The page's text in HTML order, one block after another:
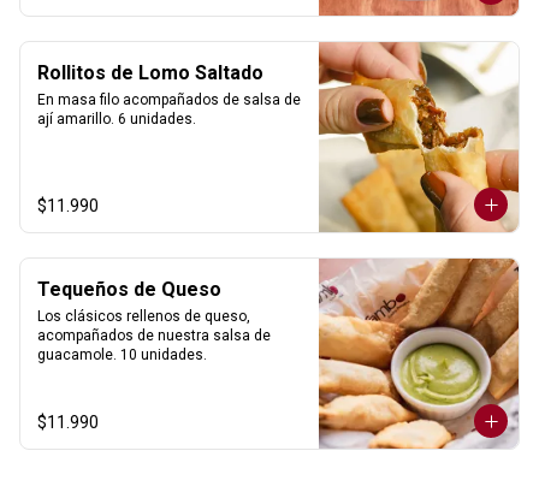
Rollitos de Lomo Saltado
En masa filo acompañados de salsa de
ají amarillo. 6 unidades.
$11.990
Tequeños de Queso
Los clásicos rellenos de queso,
acompañados de nuestra salsa de
guacamole. 10 unidades.
$11.990